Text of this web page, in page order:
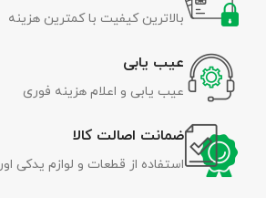
بالاترین کیفیت با کمترین هزینه
عیب یابی
عیب یابی و اعلام هزینه فوری
ضمانت اصالت کالا
استفاده از قطعات و لوازم یدکی